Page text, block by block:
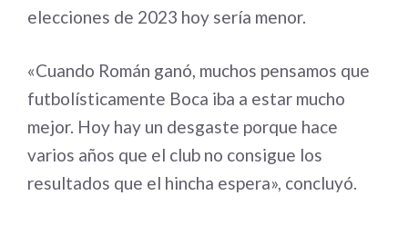
elecciones de 2023 hoy sería menor.
«Cuando Román ganó, muchos pensamos que
futbolísticamente Boca iba a estar mucho
mejor. Hoy hay un desgaste porque hace
varios años que el club no consigue los
resultados que el hincha espera», concluyó.